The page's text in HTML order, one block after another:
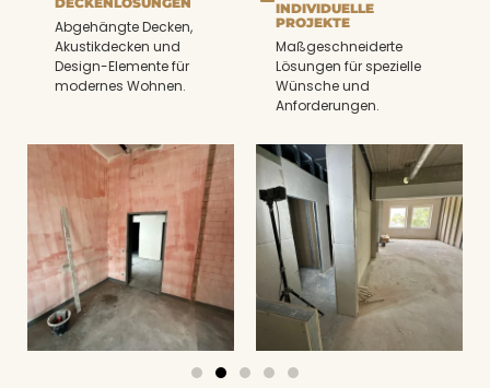
Abgehängte Decken,
Akustikdecken und
Design-Elemente für
modernes Wohnen.
INDIVIDUELLE
PROJEKTE
Maßgeschneiderte
Lösungen für spezielle
Wünsche und
Anforderungen.